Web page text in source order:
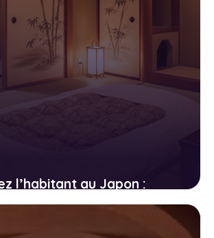
l’habitant au Japon :
et temples